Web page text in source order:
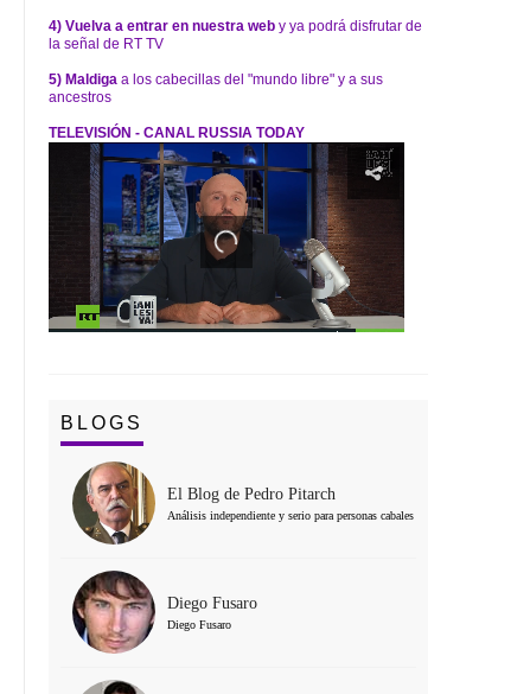
4) Vuelva a entrar en nuestra web y ya podrá disfrutar de
la señal de RT TV
5) Maldiga a los cabecillas del "mundo libre" y a sus
ancestros
TELEVISIÓN - CANAL RUSSIA TODAY
BLOGS
El Blog de Pedro Pitarch
Análisis independiente y serio para personas cabales
Diego Fusaro
Diego Fusaro